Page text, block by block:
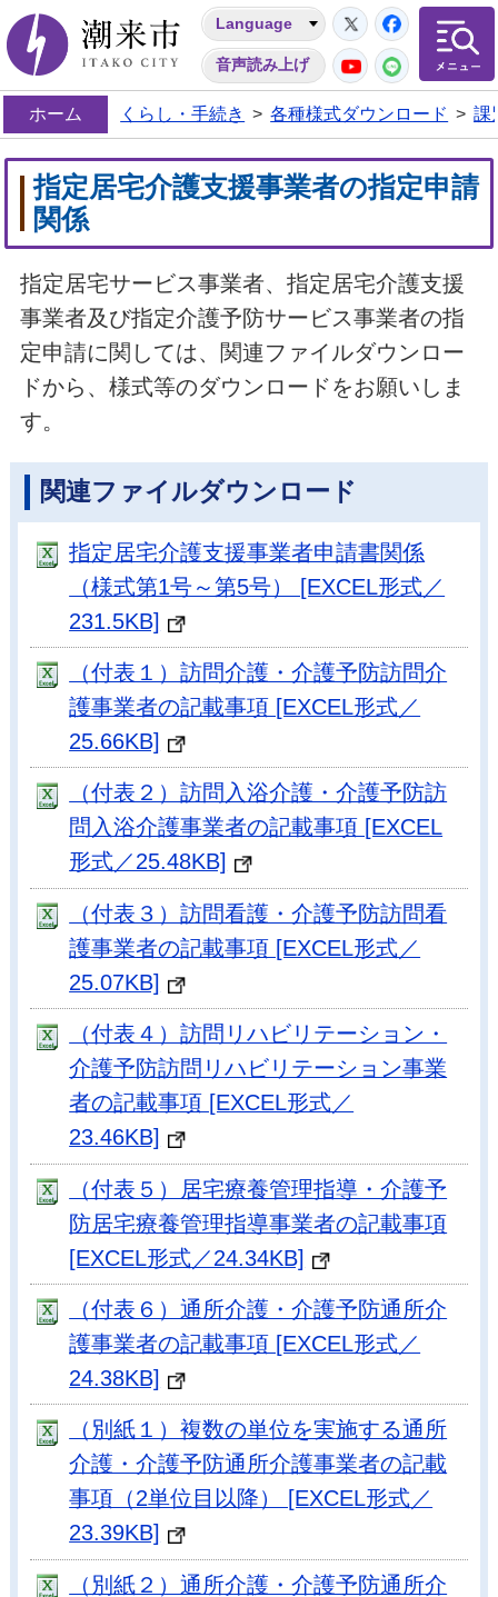
潮来市
Language
音声読み上げ
Twitter
YouTube
LINE
ホーム くらし・手続き > 各種様式ダウンロード > 課
指定居宅介護支援事業者の指定申請
関係
指定居宅サービス事業者、指定居宅介護支援
事業者及び指定介護予防サービス事業者の指
定申請に関しては、関連ファイルダウンロー
ドから、様式等のダウンロードをお願いしま
す。
関連ファイルダウンロード
指定居宅介護支援事業者申請書関係
（様式第1号～第5号） [EXCEL形式／
231.5KB]
（付表１）訪問介護・介護予防訪問介
護事業者の記載事項 [EXCEL形式／
25.66KB]
（付表２）訪問入浴介護・介護予防訪
問入浴介護事業者の記載事項 [EXCEL
形式／25.48KB]
（付表３）訪問看護・介護予防訪問看
護事業者の記載事項 [EXCEL形式／
25.07KB]
（付表４）訪問リハビリテーション・
介護予防訪問リハビリテーション事業
者の記載事項 [EXCEL形式／
23.46KB]
（付表５）居宅療養管理指導・介護予
防居宅療養管理指導事業者の記載事項
[EXCEL形式／24.34KB]
（付表６）通所介護・介護予防通所介
護事業者の記載事項 [EXCEL形式／
24.38KB]
（別紙１）複数の単位を実施する通所
介護・介護予防通所介護事業者の記載
事項（2単位目以降） [EXCEL形式／
23.39KB]
（別紙２）通所介護・介護予防通所介